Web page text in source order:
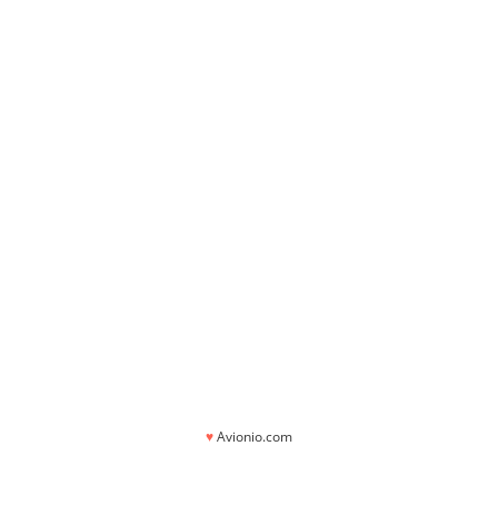
♥Avionio.com